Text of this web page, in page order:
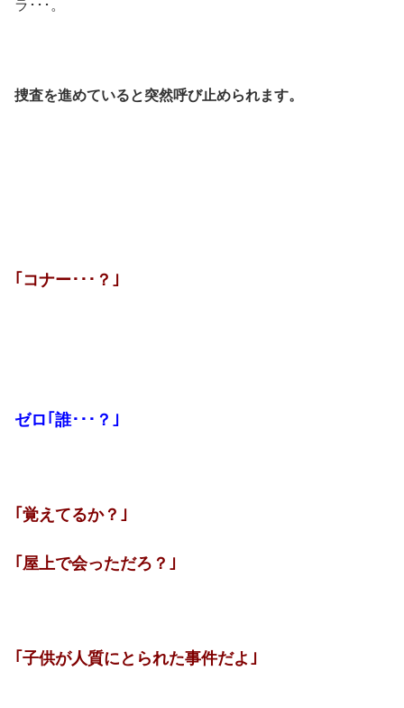
ラ･･･。
捜査を進めていると突然呼び止められます。
｢コナー･･･？｣
ゼロ｢誰･･･？｣
｢覚えてるか？｣
｢屋上で会っただろ？｣
｢子供が人質にとられた事件だよ｣